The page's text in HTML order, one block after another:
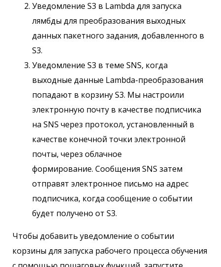
Уведомление S3 в Lambda для запуска
лямбды для преобразования выходных
данных пакетного задания, добавленного в
S3.
Уведомление S3 в теме SNS, когда
выходные данные Lambda-преобразования
попадают в корзину S3. Мы настроили
электронную почту в качестве подписчика
на SNS через протокол, установленный в
качестве конечной точки электронной
почты, через облачное
формирование. Сообщения SNS затем
отправят электронное письмо на адрес
подписчика, когда сообщение о событии
будет получено от S3.
Чтобы добавить уведомление о событии
корзины для запуска рабочего процесса обучения